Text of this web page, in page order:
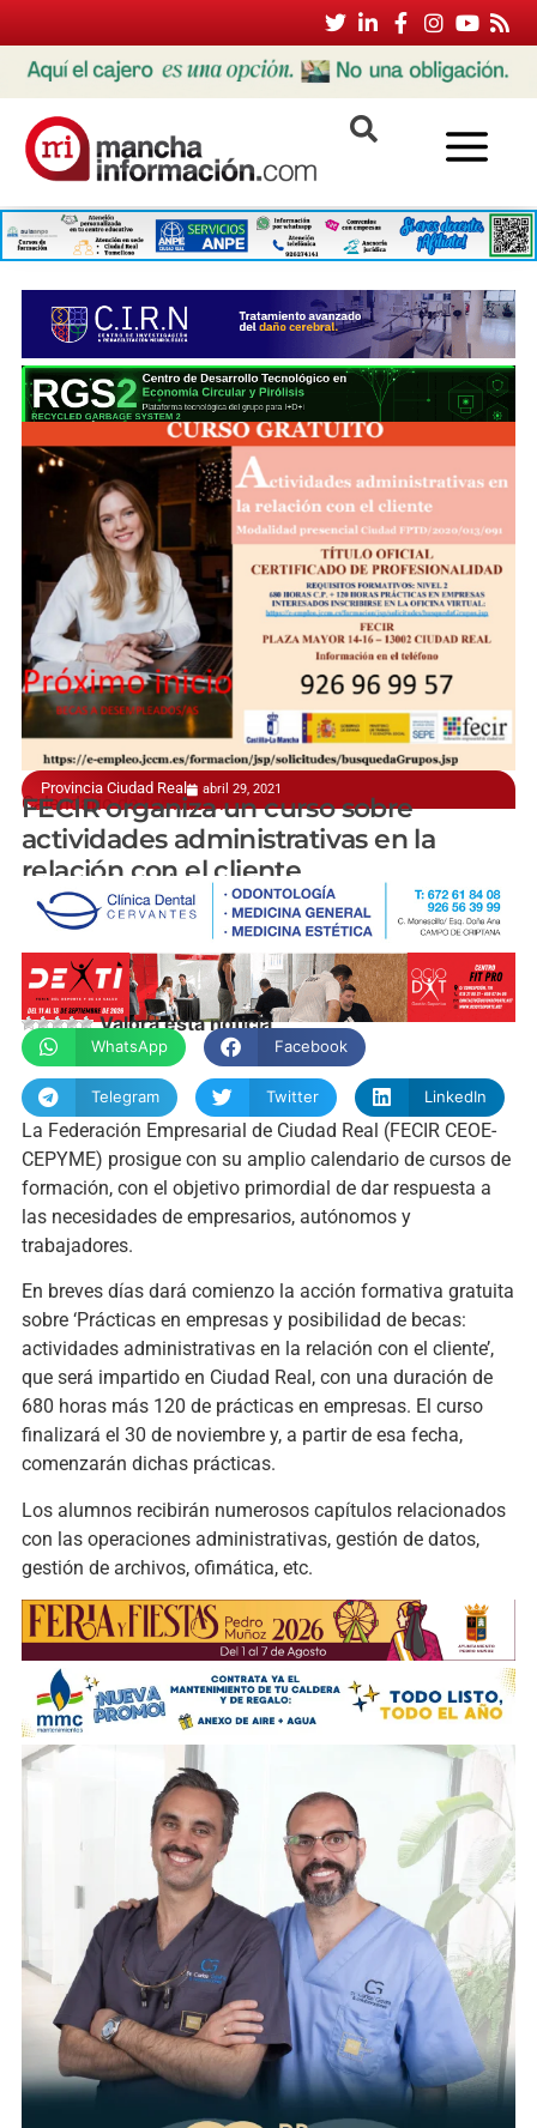
Provincia Ciudad Real abril 29, 2021
Calendario de formación
FECIR organiza un curso sobre
actividades administrativas en la
relación con el cliente
manchainformacion.com
Valora esta noticia
WhatsApp Facebook
Telegram Twitter LinkedIn
La Federación Empresarial de Ciudad Real (FECIR CEOE-
CEPYME) prosigue con su amplio calendario de cursos de
formación, con el objetivo primordial de dar respuesta a
las necesidades de empresarios, autónomos y
trabajadores.
En breves días dará comienzo la acción formativa gratuita
sobre ‘Prácticas en empresas y posibilidad de becas:
actividades administrativas en la relación con el cliente’,
que será impartido en Ciudad Real, con una duración de
680 horas más 120 de prácticas en empresas. El curso
finalizará el 30 de noviembre y, a partir de esa fecha,
comenzarán dichas prácticas.
Los alumnos recibirán numerosos capítulos relacionados
con las operaciones administrativas, gestión de datos,
gestión de archivos, ofimática, etc.